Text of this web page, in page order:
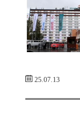
25.07.13